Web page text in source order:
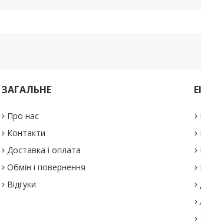
ЗАГАЛЬНЕ
Про нас
Контакти
Доставка і оплата
Обмін і повернення
Відгуки